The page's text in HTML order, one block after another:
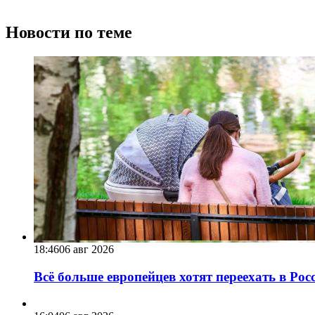
Новости по теме
18:4606 авг 2026
Всё больше европейцев хотят переехать в